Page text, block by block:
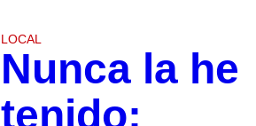
LOCAL
Nunca la he
tenido: